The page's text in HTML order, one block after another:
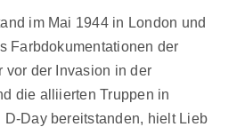
im Mai 1944 in London und
Farbdokumentationen der
vor der Invasion in der
die alliierten Truppen in
D-Day bereitstanden, hielt Lieb